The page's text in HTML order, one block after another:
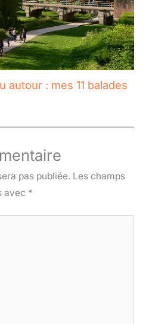
autour : mes 11 balades
pas publiée. Les champs
avec *